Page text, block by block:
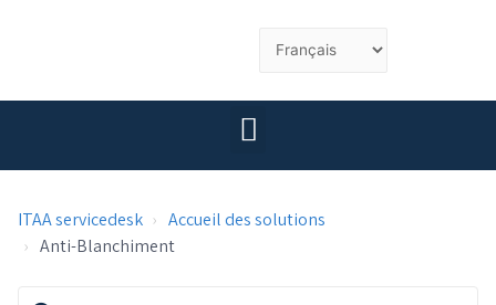
ITAA servicedesk
Accueil des solutions
Anti-Blanchiment